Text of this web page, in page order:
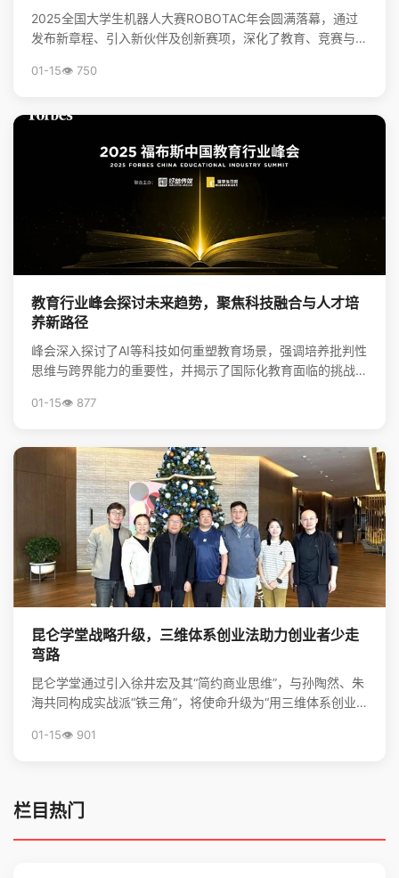
2025全国大学生机器人大赛ROBOTAC年会圆满落幕，通过
发布新章程、引入新伙伴及创新赛项，深化了教育、竞赛与产
01-15👁️ 750
教育行业峰会探讨未来趋势，聚焦科技融合与人才培
养新路径
峰会深入探讨了AI等科技如何重塑教育场景，强调培养批判性
思维与跨界能力的重要性，并揭示了国际化教育面临的挑战与
01-15👁️ 877
昆仑学堂战略升级，三维体系创业法助力创业者少走
弯路
昆仑学堂通过引入徐井宏及其“简约商业思维”，与孙陶然、朱
海共同构成实战派“铁三角”，将使命升级为“用三维体系创业
01-15👁️ 901
栏目热门